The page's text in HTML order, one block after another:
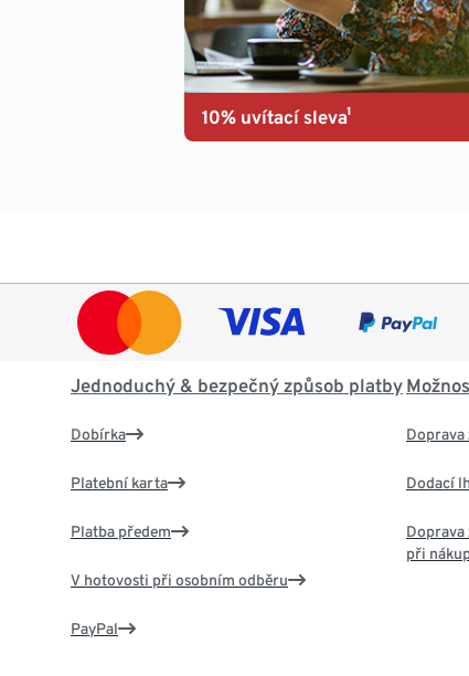
10% uvítací sleva¹
Jednoduchý & bezpečný způsob platby
Dobírka
Platební karta
Platba předem
V hotovosti při osobním odběru
PayPal
Doprava
Dodací
při